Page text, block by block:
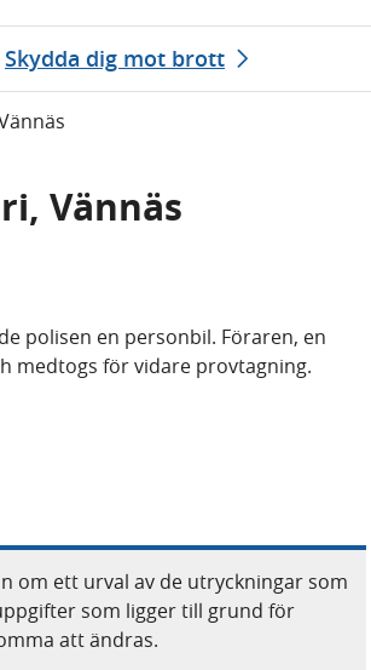
Skydda dig mot brott
Vännäs
polisen en personbil. Föraren, en
medtogs för vidare provtagning.
om ett urval av de utryckningar som
som ligger till grund för
att ändras.